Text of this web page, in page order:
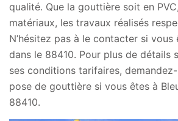
qualité. Que la gouttière soit en
matériaux, les travaux réalisés
N’hésitez pas à le contacter si vous
dans le 88410. Pour plus de détails
ses conditions tarifaires,
pose de gouttière si vous êtes à
88410.